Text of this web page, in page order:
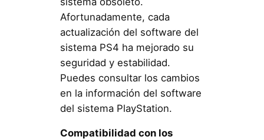
Afortunadamente, cada
actualización del software del
sistema PS4 ha mejorado su
seguridad y estabilidad.
Puedes consultar los cambios
en la información del software
del sistema PlayStation.
Compatibilidad con los